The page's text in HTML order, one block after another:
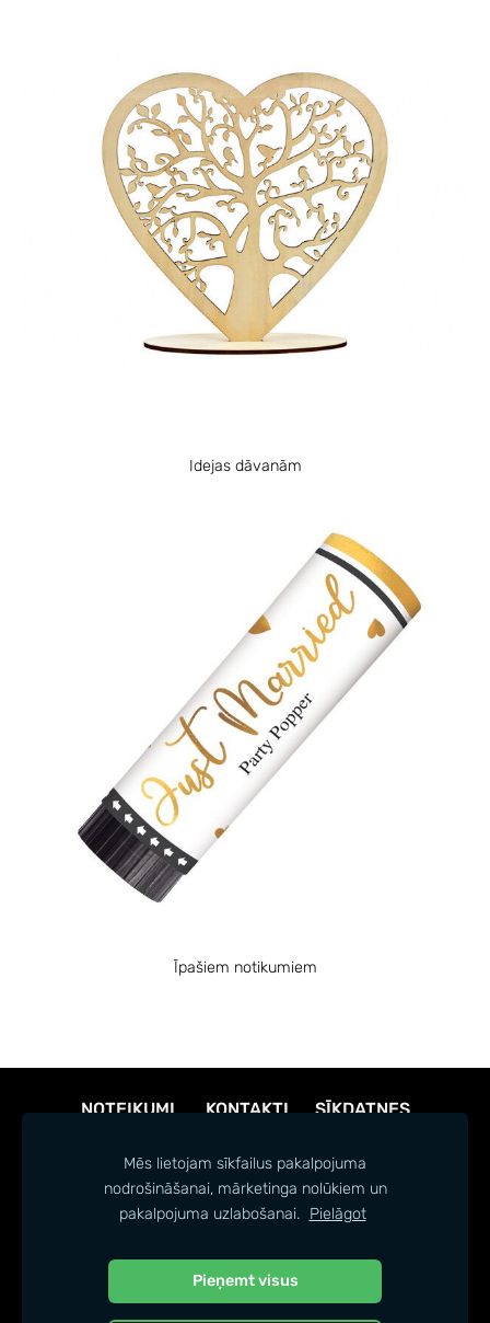
Idejas dāvanām
Īpašiem notikumiem
NOTEIKUMI KONTAKTI SĪKDATNES
Mēs lietojam sīkfailus pakalpojuma
nodrošināšanai, mārketinga nolūkiem un
pakalpojuma uzlabošanai. Pielāgot
Pieņemt visus